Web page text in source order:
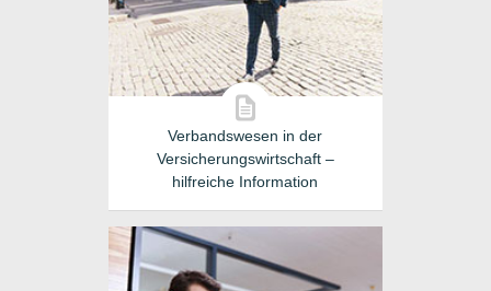
Verbandswesen in der
Versicherungswirtschaft –
hilfreiche Information